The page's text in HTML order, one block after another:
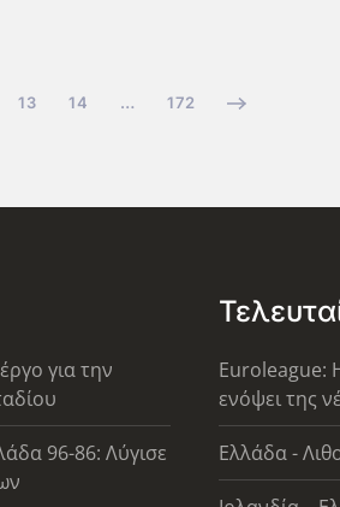
13 14 … 172
για την
96-86: Λύγισε
Euroleague:
ενόψει της
Ελλάδα -